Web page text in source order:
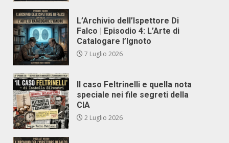
L’Archivio dell’Ispettore Di
Falco | Episodio 4: L’Arte di
Catalogare l’Ignoto
7 Luglio 2026
Il caso Feltrinelli e quella nota
speciale nei file segreti della
CIA
2 Luglio 2026